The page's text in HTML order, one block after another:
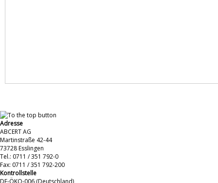
Adresse
ABCERT AG
Martinstraße 42-44
73728 Esslingen
Tel.: 0711 / 351 792-0
Fax: 0711 / 351 792-200
Kontrollstelle
DE-ÖKO-006 (Deutschland)